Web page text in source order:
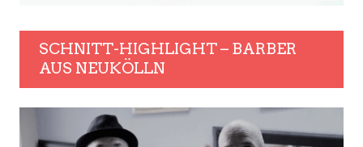
SCHNITT-HIGHLIGHT – BARBER
AUS NEUKÖLLN